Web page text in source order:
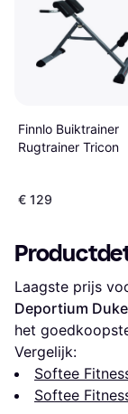
Finnlo Buiktrainer
Rugtrainer Tricon
€ 129
Laagste prijs
Deportium
het
Vergelijk:
Softee
Softee